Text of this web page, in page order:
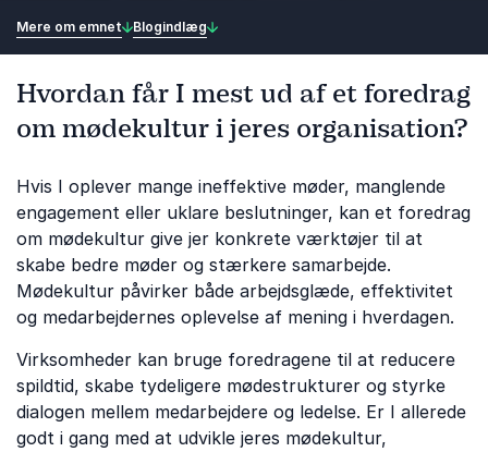
Mere om emnet Blogindlæg
Hvordan får I mest ud af et foredrag
om mødekultur i jeres organisation?
Hvis I oplever mange ineffektive møder, manglende
engagement eller uklare beslutninger, kan et foredrag
om mødekultur give jer konkrete værktøjer til at
skabe bedre møder og stærkere samarbejde.
Mødekultur påvirker både arbejdsglæde, effektivitet
og medarbejdernes oplevelse af mening i hverdagen.
Virksomheder kan bruge foredragene til at reducere
spildtid, skabe tydeligere mødestrukturer og styrke
dialogen mellem medarbejdere og ledelse. Er I allerede
godt i gang med at udvikle jeres mødekultur,